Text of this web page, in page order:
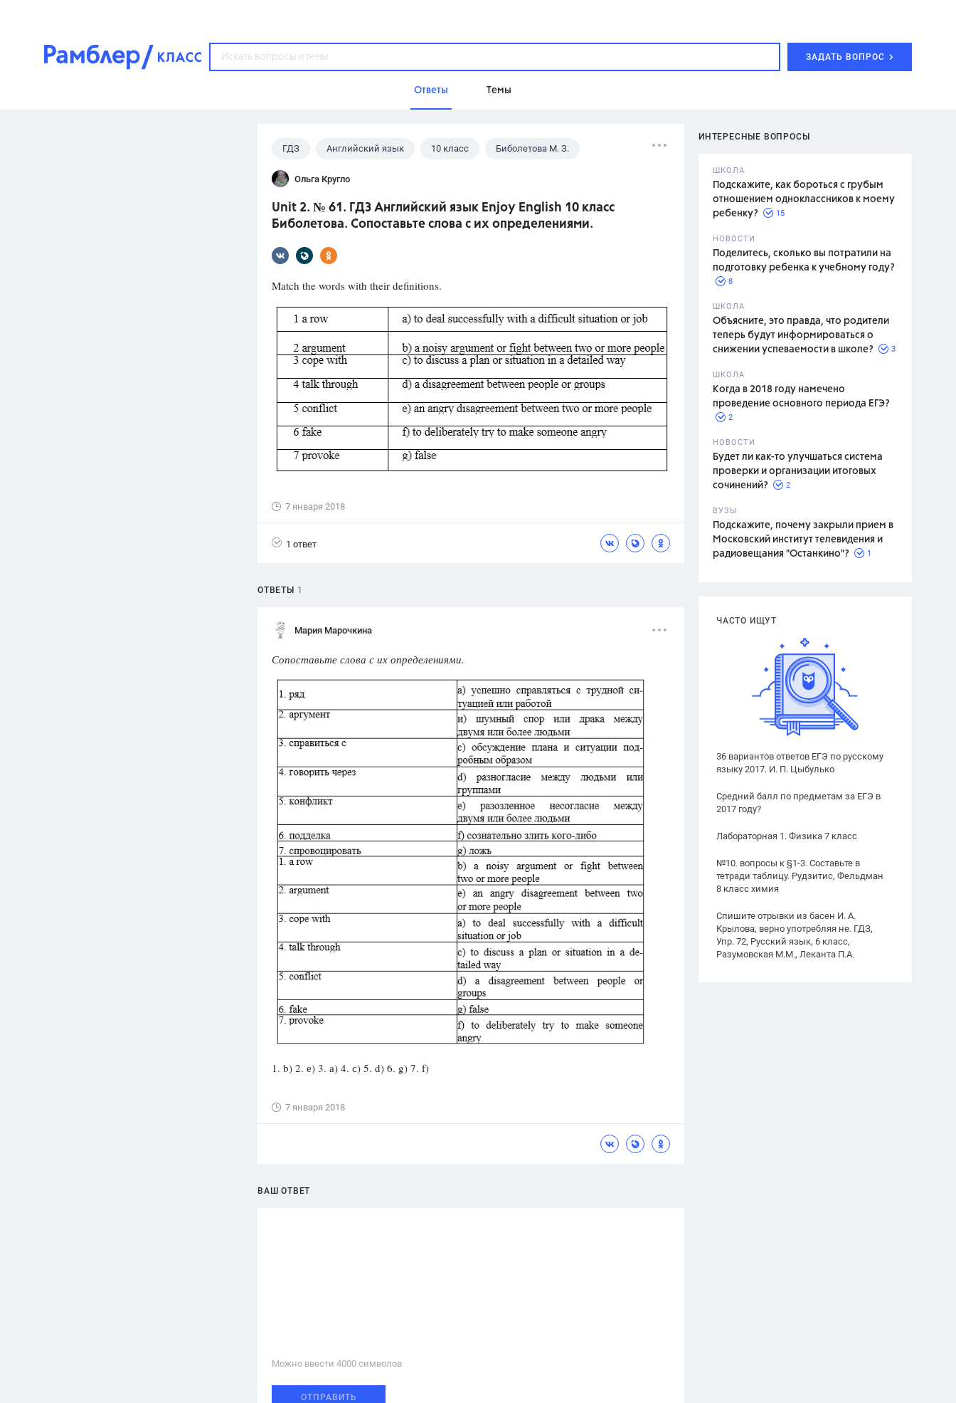
ЗАДАТЬ ВОПРОС
Ответы Темы
Популярные темы
ГДЗ
ОГЭ
ответов
ответа
Олимпиады
ответ
Домашнее задание
Школа
Рудзитис Г.Е., Цыбулько И.П., Атанасян Л.С.,
Цветков Л. А.
Психология
Отношения,Любовь,Красота,
ИНТЕРЕСНЫЕ ВОПРОСЫ
ШКОЛА
Подскажите, как бороться с грубым
отношением одноклассников к моему
ребенку?
15
НОВОСТИ
Поделитесь, сколько вы потратили на
подготовку ребенка к учебному году?
8
ШКОЛА
Объясните, это правда, что родители
теперь будут информироваться о
снижении успеваемости в школе?
3
ШКОЛА
Когда в 2018 году намечено
проведение основного периода ЕГЭ?
2
НОВОСТИ
Будет ли как-то улучшаться система
проверки и организации итоговых
сочинений?
2
ВУЗЫ
Подскажите, почему закрыли прием в
Московский институт телевидения и
радиовещания "Останкино"?
1
ЧАСТО ИЩУТ
36 вариантов ответов ЕГЭ по русскому
языку 2017. И. П. Цыбулько
Средний балл по предметам за ЕГЭ в
2017 году?
Лабораторная 1. Физика 7 класс
№10. вопросы к §1-3. Составьте в
тетради таблицу. Рудзитис, Фельдман
8 класс химия
Спишите отрывки из басен И. А.
Крылова, верно употребляя не. ГДЗ,
Упр. 72, Русский язык, 6 класс,
Разумовская М.М., Леканта П.А.
ГДЗ Английский язык 10 класс Биболетова М. З.
Ольга Кругло
Unit 2. № 61. ГДЗ Английский язык Enjoy English 10 класс
Биболетова. Сопоставьте слова с их определениями.
Match the words with their definitions.
7 января 2018
1 ответ
ОТВЕТЫ 1
Мария Марочкина
Сопоставьте слова с их определениями.
1. b) 2. е) 3. а) 4. с) 5. d) 6. g) 7. f)
7 января 2018
ВАШ ОТВЕТ
Можно ввести 4000 cимволов
ОТПРАВИТЬ